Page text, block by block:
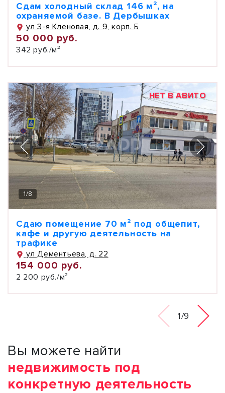
Сдам холодный склад 146 м², на
охраняемой базе. В Дербышках
ул 3-я Кленовая, д. 9, корп. Б
50 000 руб.
342 руб./м²
НЕТ В АВИТО
1/8
Сдаю помещение 70 м² под общепит,
кафе и другую деятельность на
трафике
ул Дементьева, д. 22
154 000 руб.
2 200 руб./м²
1/9
Вы можете найти
недвижимость под
конкретную деятельность